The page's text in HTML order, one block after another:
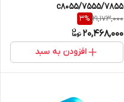
7855/c8055/7555
21,173,000
3%
20,468,000
افزودن به سبد